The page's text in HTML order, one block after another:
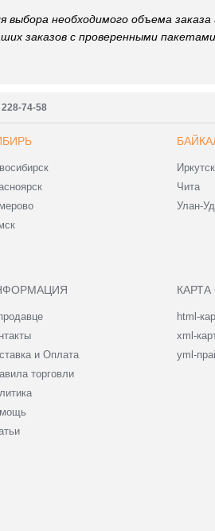
выбора необходимого объема
заказов с проверенными
74-58
Иркутск
Чита
Улан-
и Оплата
торговли
html-
xml-
yml-